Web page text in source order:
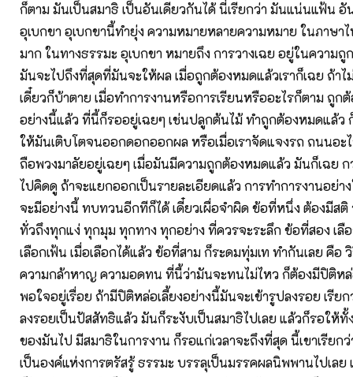
ก็ตาม มันเป็นสมาธิ เป็นอันเดียวกันได้ นี่เรียกว่า มันแน่นแฟ้น อั
อุเบกขา อุเบกขานี้ทำยุ่ง ความหมายหลายความหมาย ในภาษา
มาก ในทางธรรมะ อุเบกขา หมายถึง การวางเฉย อยู่ในความถู
มันจะไปถึงที่สุดที่มันจะให้ผล เมื่อถูกต้องหมดแล้วเราก็เฉย ถ้าไ
เดี๋ยวก็บ้าตาย เมื่อทำการงานหรือการเรียนหรืออะไรก็ตาม ถูกต้
อย่างนี้แล้ว ที่นี้ก็รออยู่เฉยๆ เช่นปลูกต้นไม้ ทำถูกต้องหมดแล้ว
ให้มันเติบโตจนออกดอกออกผล หรือเมื่อเราจัดแจงรถ ถนนอะ
ถือพวงมาลัยอยู่เฉยๆ เมื่อมันมีความถูกต้องหมดแล้ว มันก็เฉย
ไปคิดดู ถ้าจะแยกออกเป็นรายละเอียดแล้ว การทำการงานอย่า
จะมีอย่างนี้ ทบทวนอีกทีก็ได้ เดี๋ยวเผื่อจำผิด ข้อที่หนึ่ง ต้องมีส
ทั่วถึงทุกแง่ ทุกมุม ทุกทาง ทุกอย่าง ที่ควรจะระลึก ข้อที่สอง เลื
เลือกเฟ้น เมื่อเลือกได้แล้ว ข้อที่สาม ก็ระดมทุ่มเท ทำกันเลย คือ
ความกล้าหาญ ความอดทน ที่นี้ว่ามันจะทนไม่ไหว ก็ต้องมีปิติหล่
พอใจอยู่เรื่อย ถ้ามีปิติหล่อเลี้ยงอย่างนี้มันจะเข้ารูปลงรอย เรีย
ลงรอยเป็นปัสสัทธิแล้ว มันก็ระงับเป็นสมาธิไปเลย แล้วก็รอให้
ของมันไป มีสมาธิในการงาน ก็รอแก่เวลาจะถึงที่สุด นี้เขาเรียก
เป็นองค์แห่งการตรัสรู้ ธรรมะ บรรลุเป็นมรรคผลนิพพานไปเลย